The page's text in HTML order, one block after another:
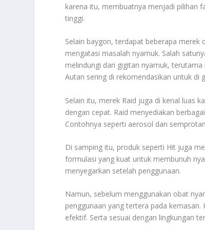
karena itu, membuatnya menjadi pilihan
tinggi.
Selain baygon, terdapat beberapa
mengatasi masalah nyamuk. Salah
melindungi dari gigitan nyamuk,
Autan sering di rekomendasikan untuk di
Selain itu, merek Raid juga di kenal luas
dengan cepat. Raid menyediakan
Contohnya seperti aerosol dan
Di samping itu, produk seperti Hit juga
formulasi yang kuat untuk membunuh
menyegarkan setelah penggunaan.
Namun, sebelum menggunakan obat
penggunaan yang tertera pada
efektif. Serta sesuai dengan lingkungan